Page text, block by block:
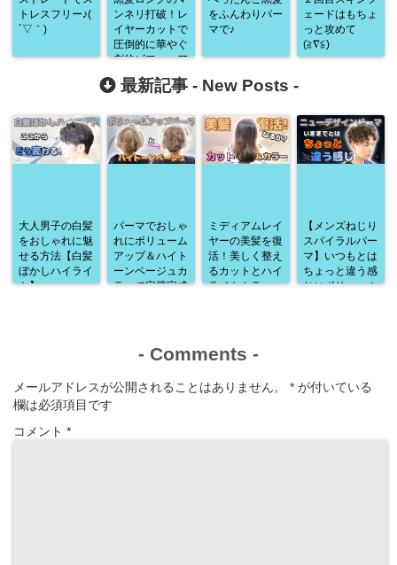
トレスフリー♪(
´▽｀)
ンネリ打破！レ
イヤーカットで
圧倒的に華やぐ
劇的ビフォーア
フター
をふんわりパー
マで♪
ェードはもちょ
っと攻めて
(≧∇≦)
最新記事 - New Posts -
大人男子の白髪
をおしゃれに魅
せる方法【白髪
ぼかしハイライ
ト】
パーマでおしゃ
れにボリューム
アップ＆ハイト
ーンベージュカ
ラーで完璧完成
ミディアムレイ
ヤーの美髪を復
活！美しく整え
るカットとハイ
ライトカラー
【メンズねじり
スパイラルパー
マ】いつもとは
ちょっと違う感
じにボリューム
- Comments -
メールアドレスが公開されることはありません。 * が付いている
欄は必須項目です
コメント *